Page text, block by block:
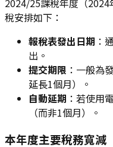
2024/25課稅年度（
稅安排如下：
報稅表發出日期 ：
出。
提交期限 ：一般為
延長1個月）。
自動延期 ：若使用
（而非1個月）。
本年度主要稅務寬減